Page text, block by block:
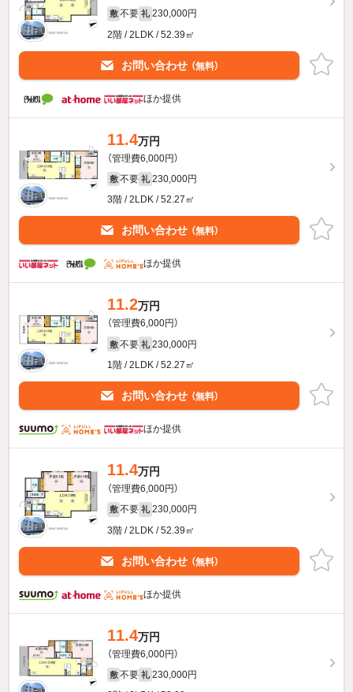
敷 不要 礼 230,000円
2階 / 2LDK / 52.39㎡
お問い合わせ （無料）
ほか提供
11.4万円
（管理費6,000円）
敷 不要 礼 230,000円
3階 / 2LDK / 52.27㎡
お問い合わせ （無料）
ほか提供
11.2万円
（管理費6,000円）
敷 不要 礼 230,000円
1階 / 2LDK / 52.27㎡
お問い合わせ （無料）
ほか提供
11.4万円
（管理費6,000円）
敷 不要 礼 230,000円
3階 / 2LDK / 52.39㎡
お問い合わせ （無料）
ほか提供
11.4万円
（管理費6,000円）
敷 不要 礼 230,000円